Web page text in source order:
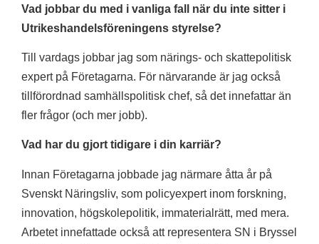
Vad jobbar du med i vanliga fall när du inte sitter i
Utrikeshandelsföreningens styrelse?
Till vardags jobbar jag som närings- och skattepolitisk
expert på Företagarna. För närvarande är jag också
tillförordnad samhällspolitisk chef, så det innefattar än
fler frågor (och mer jobb).
Vad har du gjort tidigare i din karriär?
Innan Företagarna jobbade jag närmare åtta år på
Svenskt Näringsliv, som policyexpert inom forskning,
innovation, högskolepolitik, immaterialrätt, med mera.
Arbetet innefattade också att representera SN i Bryssel